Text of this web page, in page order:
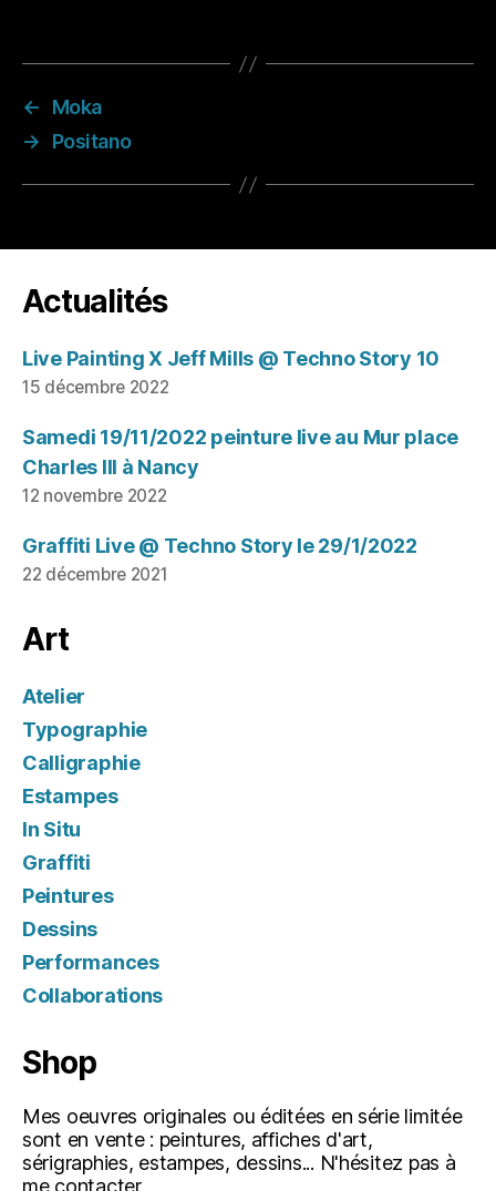
←
Moka
→
Positano
Actualités
Live Painting X Jeff Mills @ Techno Story 10
15 décembre 2022
Samedi 19/11/2022 peinture live au Mur place
Charles III à Nancy
12 novembre 2022
Graffiti Live @ Techno Story le 29/1/2022
22 décembre 2021
Art
Atelier
Typographie
Calligraphie
Estampes
In Situ
Graffiti
Peintures
Dessins
Performances
Collaborations
Shop
Mes oeuvres originales ou éditées en série limitée
sont en vente : peintures, affiches d'art,
sérigraphies, estampes, dessins... N'hésitez pas à
me contacter.